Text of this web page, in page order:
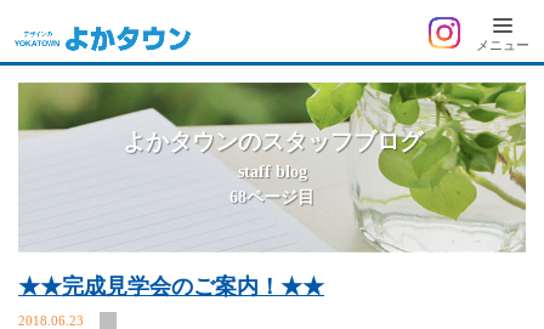
よ
か
ウ
メニュー
よかタウンのスタッフブログ
staff blog
68ページ目
★★完成見学会のご案内！★★
2018.06.23